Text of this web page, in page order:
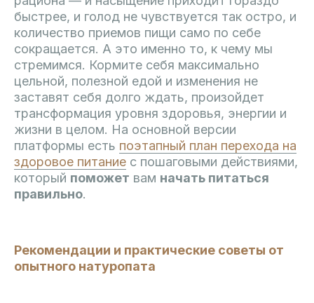
быстрее, и голод не чувствуется так остро, и
количество приемов пищи само по себе
сокращается. А это именно то, к чему мы
стремимся. Кормите себя максимально
цельной, полезной едой и изменения не
заставят себя долго ждать, произойдет
трансформация уровня здоровья, энергии и
жизни в целом. На основной версии
платформы есть поэтапный план перехода на
здоровое питание с пошаговыми действиями,
который поможет вам начать питаться
правильно.
Рекомендации и практические советы от
опытного натуропата